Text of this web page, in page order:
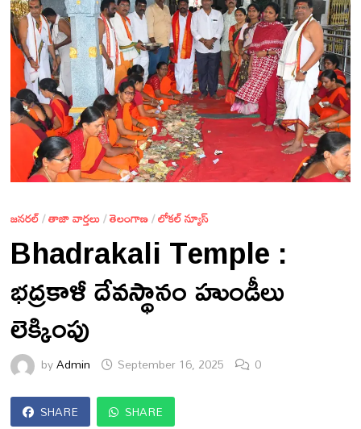
జనరల్/తాజా వార్తలు/తెలంగాణ/లోకల్ న్యూస్
Bhadrakali Temple :
భద్రకాళీ దేవస్థానం హుండీలు
లెక్కింపు
byAdmin September 16, 2025 0
SHARE SHARE